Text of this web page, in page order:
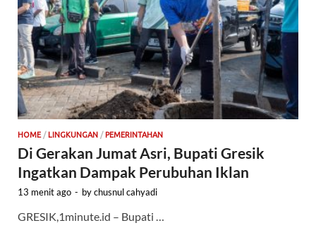
HOME / LINGKUNGAN / PEMERINTAHAN
Di Gerakan Jumat Asri, Bupati Gresik
Ingatkan Dampak Perubuhan Iklan
13 menit ago - bychusnul cahyadi
GRESIK,1minute.id – Bupati …